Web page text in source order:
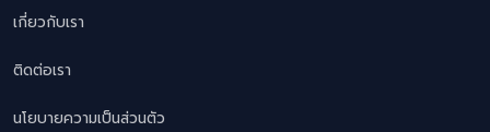
เกี่ยวกับเรา
ติดต่อเรา
นโยบายความเป็นส่วนตัว